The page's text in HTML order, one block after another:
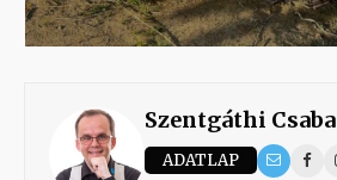
Szentgáthi Csaba
ADATLAP